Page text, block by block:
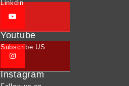
Linkdin
Youtube
Subscribe US
Instagram